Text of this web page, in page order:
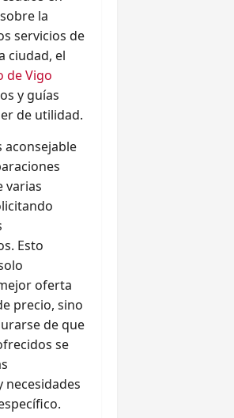
la
servicios de
ciudad, el
de Vigo
y guías
de utilidad.
aconsejable
varias
Esto
oferta
precio, sino
de que
se
necesidades